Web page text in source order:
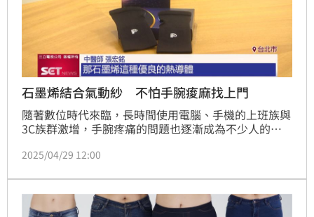
石墨烯結合氣動紗 不怕手腕痠麻找上門
隨著數位時代來臨，長時間使用電腦、手機的上班族與
3C族群激增，手腕疼痛的問題也逐漸成為不少人的困
痛，建議儘早尋求有效的改善方法。
2025/04/29 12:00